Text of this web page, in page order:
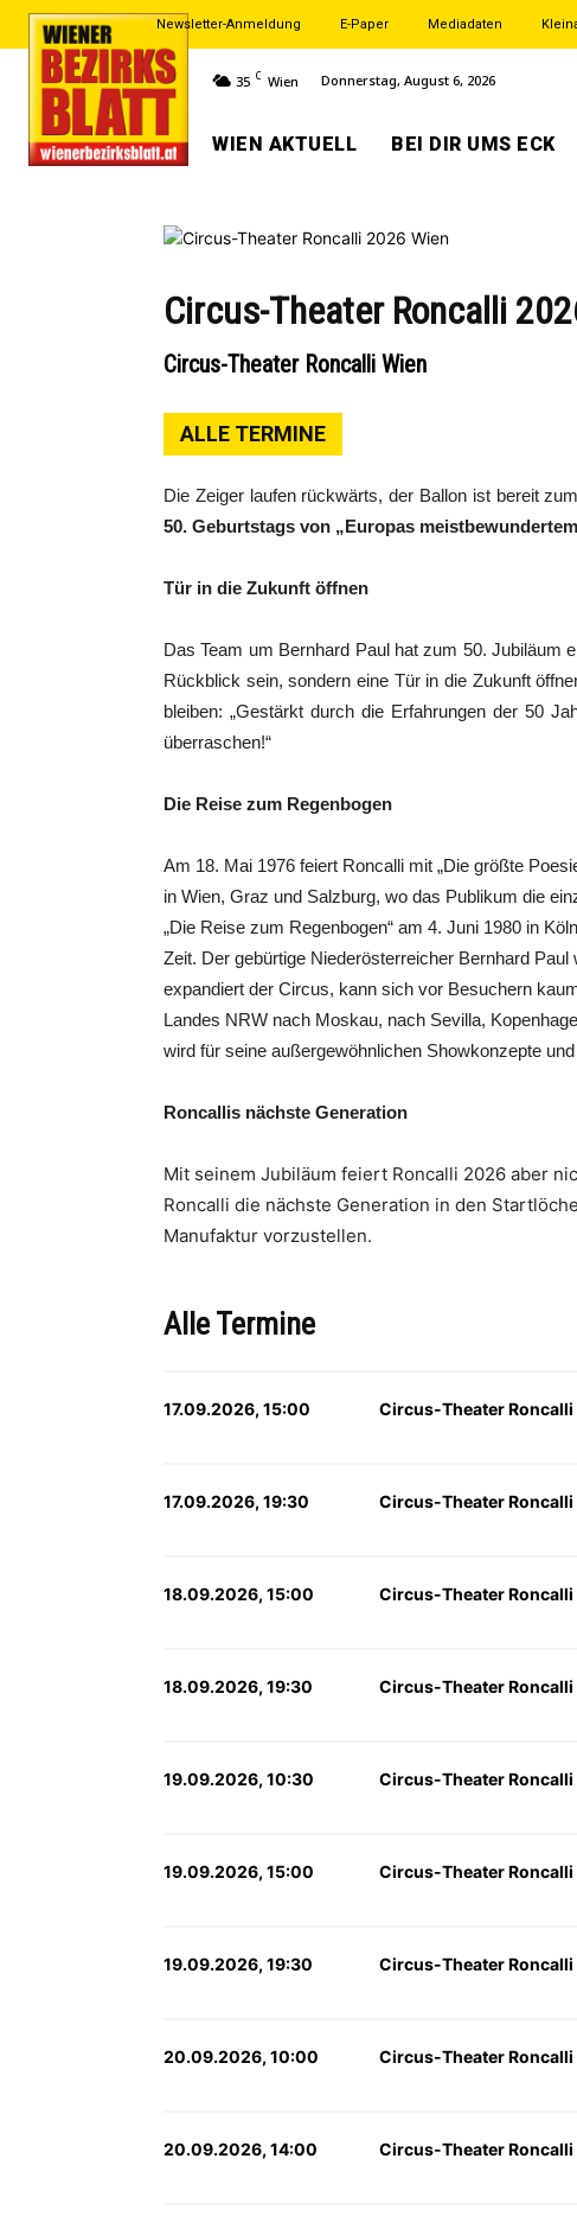
Newsletter-Anmeldung E-Paper Mediadaten
35 C Wien Donnerstag, August 6, 2026
WIEN AKTUELL BEI DIR UMS ECK
Circus-Theater Roncalli
Circus-Theater Roncalli Wien
ALLE TERMINE
Die Zeiger laufen rückwärts, der Ballon ist bereit
50. Geburtstags von „Europas
Tür in die Zukunft öffnen
Das Team um Bernhard Paul hat zum 50. Jubiläum
Rückblick sein, sondern eine Tür in die Zukunft
bleiben: „Gestärkt durch die Erfahrungen der 50
überraschen!“
Die Reise zum Regenbogen
Am 18. Mai 1976 feiert Roncalli mit „Die größte
in Wien, Graz und Salzburg, wo das Publikum die
„Die Reise zum Regenbogen“ am 4. Juni 1980 in
Zeit. Der gebürtige Niederösterreicher Bernhard
expandiert der Circus, kann sich vor Besuchern
Landes NRW nach Moskau, nach Sevilla,
wird für seine außergewöhnlichen Showkonzepte
Roncallis nächste Generation
Mit seinem Jubiläum feiert Roncalli 2026 aber
Roncalli die nächste Generation in den
Manufaktur vorzustellen.
Alle Termine
17.09.2026, 15:00 Circus-Theater Roncalli
17.09.2026, 19:30 Circus-Theater Roncalli
18.09.2026, 15:00 Circus-Theater Roncalli
18.09.2026, 19:30 Circus-Theater Roncalli
19.09.2026, 10:30 Circus-Theater Roncalli
19.09.2026, 15:00 Circus-Theater Roncalli
19.09.2026, 19:30 Circus-Theater Roncalli
20.09.2026, 10:00 Circus-Theater Roncalli
20.09.2026, 14:00 Circus-Theater Roncalli